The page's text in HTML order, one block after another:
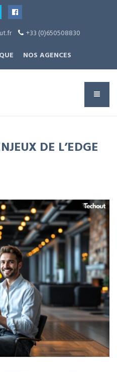
+33 (0)650508830
NOS AGENCES
DE L’EDGE